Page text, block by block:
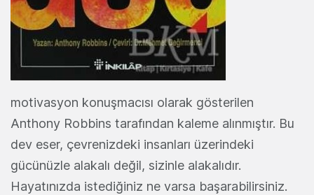
motivasyon konuşmacısı olarak gösterilen
Anthony Robbins tarafından kaleme alınmıştır. Bu
dev eser, çevrenizdeki insanları üzerindeki
gücünüzle alakalı değil, sizinle alakalıdır.
Hayatınızda istediğiniz ne varsa başarabilirsiniz.